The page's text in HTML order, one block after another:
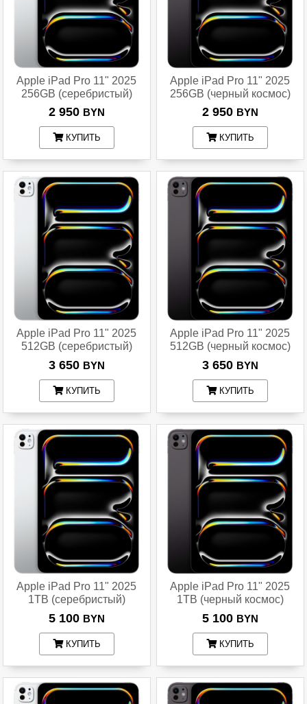
Apple iPad Pro 11" 2025
256GB (серебристый)
2 950 BYN
КУПИТЬ
Apple iPad Pro 11" 2025
256GB (черный космос)
2 950 BYN
КУПИТЬ
Apple iPad Pro 11" 2025
512GB (серебристый)
3 650 BYN
КУПИТЬ
Apple iPad Pro 11" 2025
512GB (черный космос)
3 650 BYN
КУПИТЬ
Apple iPad Pro 11" 2025
1TB (серебристый)
5 100 BYN
КУПИТЬ
Apple iPad Pro 11" 2025
1TB (черный космос)
5 100 BYN
КУПИТЬ